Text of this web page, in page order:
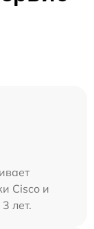
Cisco и
лет.